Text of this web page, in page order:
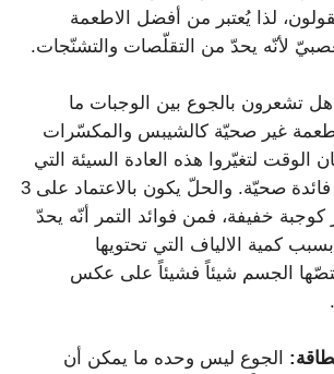
لذا يُعتبر من أفضل الاطعمة
لأنّه يحدّ من التقلّصات والتشنّجات.
هل تشعرون بالجوع بين الوجبات ما
غير صحيّة كالشيبس والمكسّرات
الوقت لتغيّروا هذه العادة السيئة التي
تزيد وزنكم دون أي فائدة صحيّة. والحلّ يكون بالاعتماد على 3
كوجبة خفيفة، فمن فوائد التمر أنّه يحدّ
كمية الالياف التي تحتويها
الجسم شيئاً فشيئاً على عكس
الجوع ليس وحده ما يمكن أن